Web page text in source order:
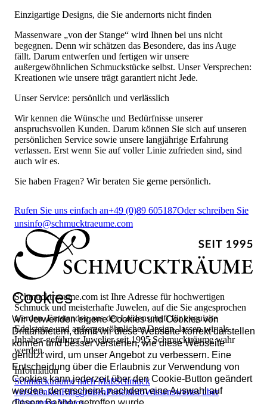
Einzigartige Designs, die Sie andernorts nicht finden
Massenware „von der Stange“ wird Ihnen bei uns nicht
begegnen. Denn wir schätzen das Besondere, das ins Auge
fällt. Darum entwerfen und fertigen wir unsere
außergewöhnlichen Schmuckstücke selbst. Unser Versprechen:
Kreationen wie unsere trägt garantiert nicht Jede.
Unser Service: persönlich und verlässlich
Wir kennen die Wünsche und Bedürfnisse unserer
anspruchsvollen Kunden. Darum können Sie sich auf unseren
persönlichen Service sowie unsere langjährige Erfahrung
verlassen. Erst wenn Sie auf voller Linie zufrieden sind, sind
auch wir es.
Sie haben Fragen? Wir beraten Sie gerne persönlich.
Rufen Sie uns einfach an+49 (0)89 605187Oder schreiben Sie
unsinfo@schmucktraeume.com
Schmucktraeume.com ist Ihre Adresse für hochwertigen
Schmuck und meisterhafte Juwelen, auf die Sie angesprochen
werden. Entstanden aus der Leidenschaft für exquisite
Edelsteine und außergewöhnliches Design, lassen wir als
Inhaber-geführter Juwelier seit 1995 Schmuckträume wahr
werden.
Information
Schmuckträume nach MaßSchmuck
verschenkenRinggrößenPerleninfoWissenswertes über
Cookies
Wir verwenden eigene Cookies und Cookies von
Drittanbietern, damit wir diese Webseite korrekt darstellen
können und besser verstehen, wie diese Webseite
genutzt wird, um unser Angebot zu verbessern. Eine
Entscheidung über die Erlaubnis zur Verwendung von
Cookies kann jederzeit über den Cookie-Button geändert
werden, der erscheint, nachdem eine Auswahl auf